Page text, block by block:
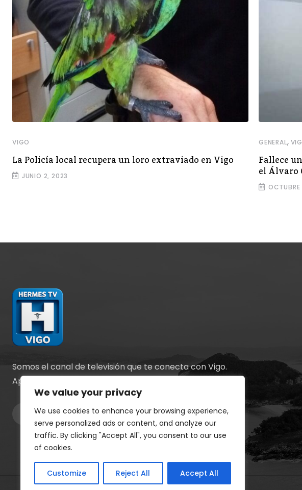
We value your privacy
We use cookies to enhance your browsing experience,
serve personalized ads or content, and analyze our
traffic. By clicking "Accept All", you consent to our use
of cookies.
Customize Reject All Accept All
VIGO
La Policía local recupera un loro extraviado en Vigo
JUNIO 2, 2023
GENERAL,
Fallece
el Álvaro
OCTUBRE
Somos el canal de televisión que te conecta con Vigo.
Apostamos por la información y el entretenimiento.